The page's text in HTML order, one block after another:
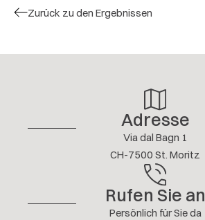
dem Haus.
Weitere Bewertungen
Zurück zu den Ergebnissen
Adresse
Via dal Bagn 1
CH-7500 St. Moritz
Rufen Sie an
Persönlich für Sie da